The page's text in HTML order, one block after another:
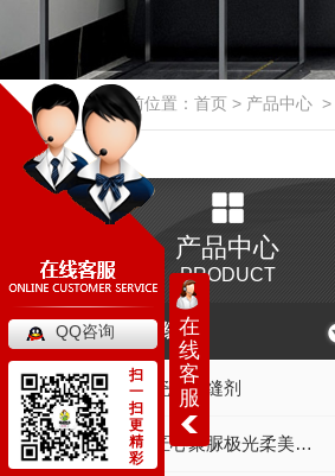
当前位置： 首页 > 产品中心 >
产品中心
PRODUCT
瓷砖美缝剂
陕西瓷砖美缝剂
泰永匠心聚脲极光柔美缝剂
在
线
客
服
QQ咨询
扫
一
扫
更
精
彩